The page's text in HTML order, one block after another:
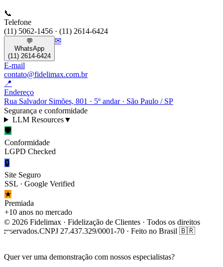
📞
Telefone
(11) 5062-1456 · (11) 2614-6424
💬
WhatsApp
(11) 2614-6424
✉
E-mail
contato@fidelimax.com.br
📍
Endereço
Rua Salvador Simões, 801 · 5º andar · São Paulo / SP
Segurança e conformidade
LLM Resources▼
🛡
Conformidade
LGPD Checked
🔒
Site Seguro
SSL · Google Verified
★
Premiada
+10 anos no mercado
© 2026 Fidelimax · Fidelização de Clientes · Todos os direitos
reservados.CNPJ 27.437.329/0001-70 · Feito no Brasil 🇧🇷
Quer ver uma demonstração com nossos especialistas?